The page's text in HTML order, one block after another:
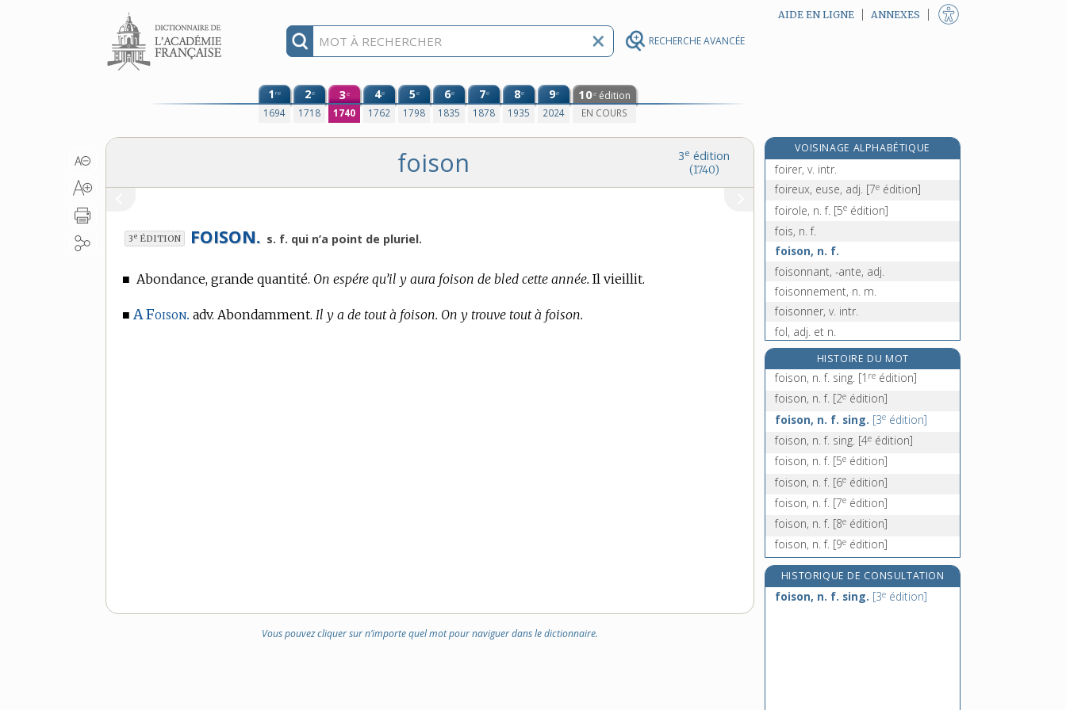
RECHERCHE AVANCÉE
Aller au contenu AIDE EN LIGNE ANNEXES
1re
1694
2e
1718
3e
1740
4e
1762
5e
1798
6e
1835
7e
1878
8e
1935
9e
2024
10e édition
EN COURS
3e édition
(1740)
foison
3e ÉDITION FOISON. s. f. qui n’a point de pluriel.
■ Abondance, grande quantité. On espére qu’il y aura foison de bled cette année. Il vieillit.
■ A Foison. adv. Abondamment. Il y a de tout à foison. On y trouve tout à foison.
Vous pouvez cliquer sur n’importe quel mot pour naviguer dans le dictionnaire.
VOISINAGE ALPHABÉTIQUE
foire [II], n. f.
foirer, v. intr.
foireux, euse, adj. [7e édition]
foirole, n. f. [5e édition]
fois, n. f.
foison, n. f.
foisonnant, -ante, adj.
foisonnement, n. m.
foisonner, v. intr.
fol, adj. et n.
folâtre, adj.
folâtrer, v. intr.
folâtrerie, n. f.
foliacé, -ée, adj.
HISTOIRE DU MOT
foison, n. f. sing. [1 re édition]
foison, n. f. [2e édition]
foison, n. f. sing. [3e édition]
foison, n. f. sing. [4e édition]
foison, n. f. [5e édition]
foison, n. f. [6e édition]
foison, n. f. [7e édition]
foison, n. f. [8e édition]
foison, n. f. [9e édition]
HISTORIQUE DE CONSULTATION
foison, n. f. sing. [3e édition]